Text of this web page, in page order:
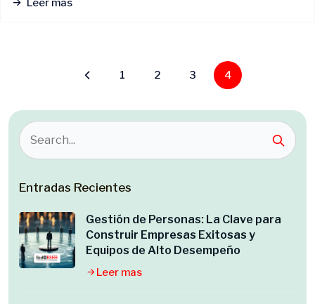
Leer mas
1 2 3 4
Entradas Recientes
Gestión de Personas: La Clave para
Construir Empresas Exitosas y
Equipos de Alto Desempeño
Leer mas